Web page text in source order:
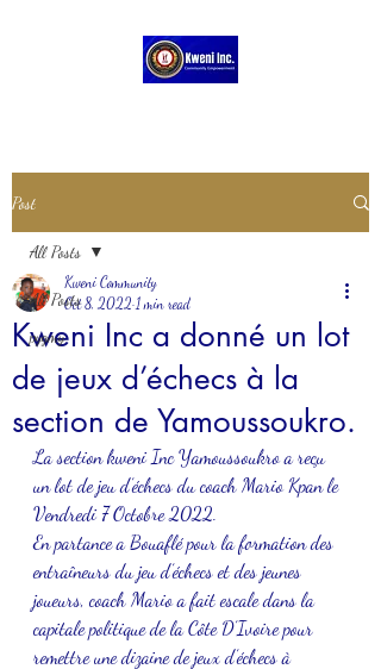
Post
All Posts
pygmy
All Posts
Kweni Inc a donné un lot
de jeux d’échecs à la
section de Yamoussoukro.
Kweni Community
Oct 8, 2022 1 min read
La section kweni Inc Yamoussoukro a reçu
un lot de jeu d’échecs du coach Mario Kpan le
Vendredi 7 Octobre 2022.
En partance a Bouaflé pour la formation des
entraîneurs du jeu d’échecs et des jeunes
joueurs, coach Mario a fait escale dans la
capitale politique de la Côte D’Ivoire pour
remettre une dizaine de jeux d’échecs à